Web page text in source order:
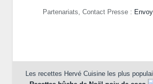
Partenariats, Contact Presse :
Les recettes Hervé Cuisine les plus